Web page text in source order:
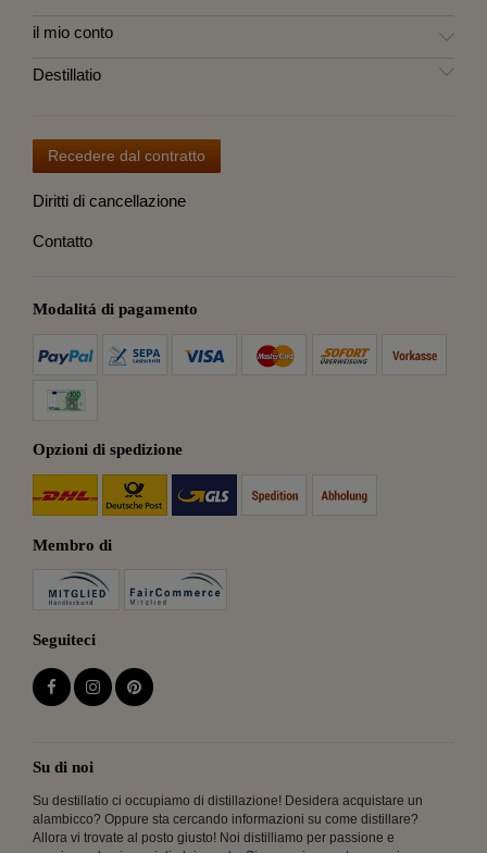
il mio conto
Destillatio
Recedere dal contratto
Diritti di cancellazione
Contatto
Modalitá di pagamento
Opzioni di spedizione
Membro di
Seguiteci
Su di noi
Su destillatio ci occupiamo di distillazione! Desidera acquistare un
alambicco? Oppure sta cercando informazioni su come distillare?
Allora vi trovate al posto giusto! Noi distilliamo per passione e